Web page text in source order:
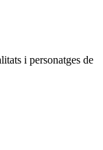
i personatges de